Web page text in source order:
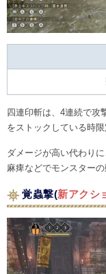
四連印斬は、4連続で攻
をストックしている時
ダメージが高い代わり
麻痺などでモンスター
覚蟲撃(新アクシ